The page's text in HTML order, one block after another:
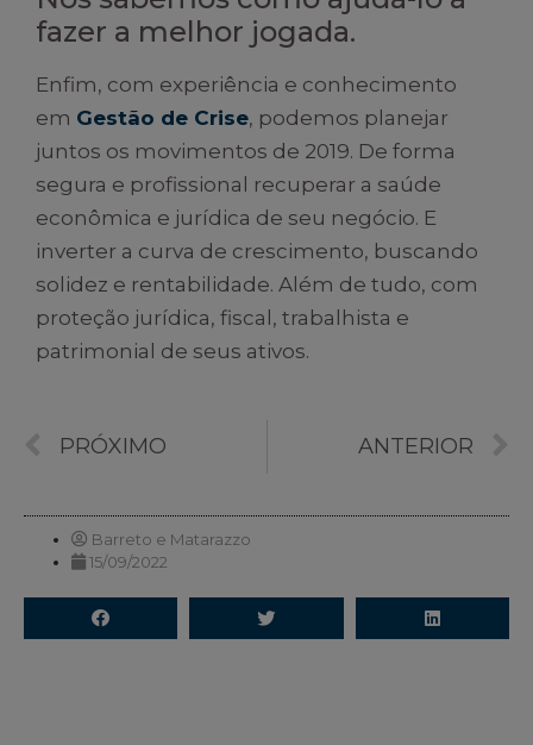
fazer a melhor jogada.
Enfim, com experiência e conhecimento
em Gestão de Crise, podemos planejar
juntos os movimentos de 2019. De forma
segura e profissional recuperar a saúde
econômica e jurídica de seu negócio. E
inverter a curva de crescimento, buscando
solidez e rentabilidade. Além de tudo, com
proteção jurídica, fiscal, trabalhista e
patrimonial de seus ativos.
PRÓXIMO ANTERIOR
Barreto e Matarazzo
15/09/2022